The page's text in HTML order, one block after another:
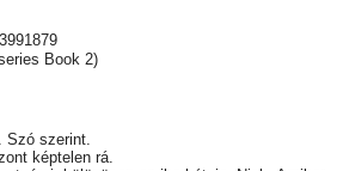
Book 2)
Szó szerint.
képtelen rá.